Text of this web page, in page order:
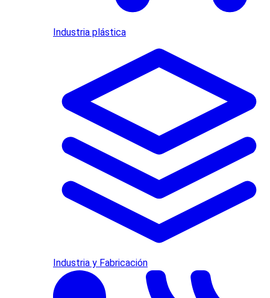
Industria plástica
Industria y Fabricación